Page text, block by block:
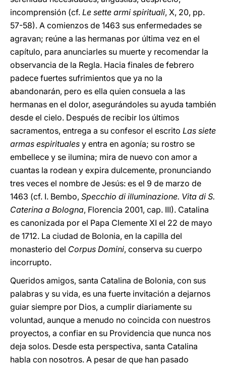
incomprensión (cf. Le sette armi spirituali, X, 20, pp.
57-58). A comienzos de 1463 sus enfermedades se
agravan; reúne a las hermanas por última vez en el
capítulo, para anunciarles su muerte y recomendar la
observancia de la Regla. Hacia finales de febrero
padece fuertes sufrimientos que ya no la
abandonarán, pero es ella quien consuela a las
hermanas en el dolor, asegurándoles su ayuda también
desde el cielo. Después de recibir los últimos
sacramentos, entrega a su confesor el escrito Las siete
armas espirituales y entra en agonía; su rostro se
embellece y se ilumina; mira de nuevo con amor a
cuantas la rodean y expira dulcemente, pronunciando
tres veces el nombre de Jesús: es el 9 de marzo de
1463 (cf. I. Bembo, Specchio di illuminazione. Vita di S.
Caterina a Bologna, Florencia 2001, cap. III). Catalina
es canonizada por el Papa Clemente XI el 22 de mayo
de 1712. La ciudad de Bolonia, en la capilla del
monasterio del Corpus Domini, conserva su cuerpo
incorrupto.
Queridos amigos, santa Catalina de Bolonia, con sus
palabras y su vida, es una fuerte invitación a dejarnos
guiar siempre por Dios, a cumplir diariamente su
voluntad, aunque a menudo no coincida con nuestros
proyectos, a confiar en su Providencia que nunca nos
deja solos. Desde esta perspectiva, santa Catalina
habla con nosotros. A pesar de que han pasado